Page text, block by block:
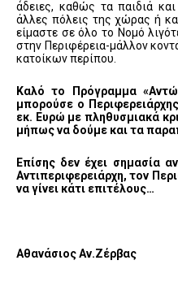
άδειες, καθώς τα παιδιά
άλλες πόλεις της χώρας ή
είμαστε σε όλο το Νομό
στην Περιφέρεια-μάλλον
κατοίκων περίπου.
Καλό το Πρόγραμμα
μπορούσε ο
εκ. Ευρώ με πληθυσμιακά
μήπως να δούμε και τα
Επίσης δεν έχει σημασία
Αντιπεριφερειάρχη, τον
να γίνει κάτι επιτέλους…
Αθανάσιος Αν.Ζέρβας